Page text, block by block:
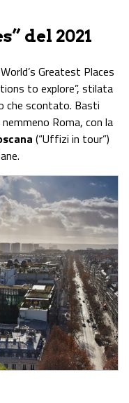
del 2021
Greatest Places
to explore”, stilata
che scontato. Basti
Roma, con la
(“Uffizi in tour”)